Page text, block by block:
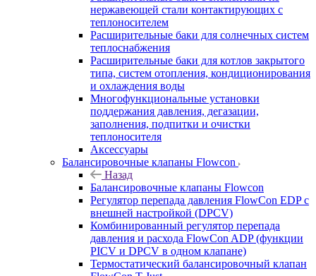
нержавеющей стали контактирующих с
теплоносителем
Расширительные баки для солнечных систем
теплоснабжения
Расширительные баки для котлов закрытого
типа, систем отопления, кондиционирования
и охлаждения воды
Многофункциональные установки
поддержания давления, дегазации,
заполнения, подпитки и очистки
теплоносителя
Аксессуары
Балансировочные клапаны Flowcon
Назад
Балансировочные клапаны Flowcon
Регулятор перепада давления FlowСon EDP с
внешней настройкой (DPCV)
Комбинированный регулятор перепада
давления и расхода FlowСon ADP (функции
PICV и DPCV в одном клапане)
Термостатический балансировочный клапан